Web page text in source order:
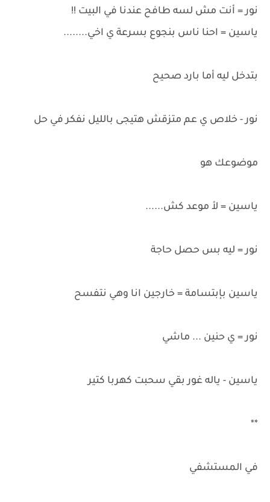
نور = أنت مش لسه طافح عندنا في البيت !!
ياسين = احنا ناس بنجوع بسرعة ي اخي........
بتدخل ليه أما بارد صحيح
نور - خلاص ي عم متزقش هتيجى بالليل نفكر في حل
موضوعك هو
ياسين = لأ موعد كش......
نور = ليه بس حصل حاجة
ياسين بإبتسامة = خارجين انا وهي نتفسح
نور = ي حنين ... ماشي
ياسين - ياله غور بقي سحبت كهربا كتير
**
في المستشفي